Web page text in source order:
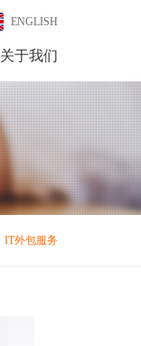
ENGLISH
关于我们
IT外包服务